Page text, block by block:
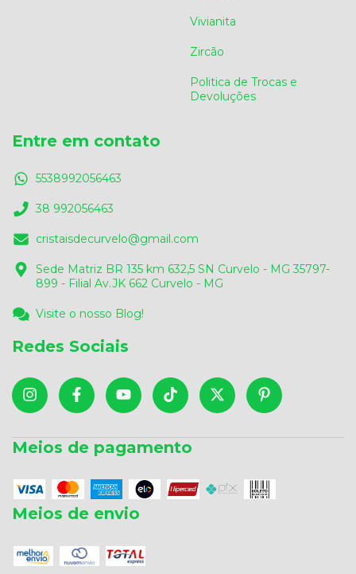
Vivianita
Zircão
Politica de Trocas e
Devoluções
Entre em contato
5538992056463
38 992056463
cristaisdecurvelo@gmail.com
Sede Matriz BR 135 km 632,5 SN Curvelo - MG 35797-
899 - Filial Av.JK 662 Curvelo - MG
Visite o nosso Blog!
Redes Sociais
Meios de pagamento
Meios de envio